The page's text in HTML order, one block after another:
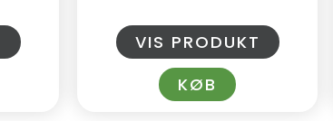
VIS PRODUKT
KØB